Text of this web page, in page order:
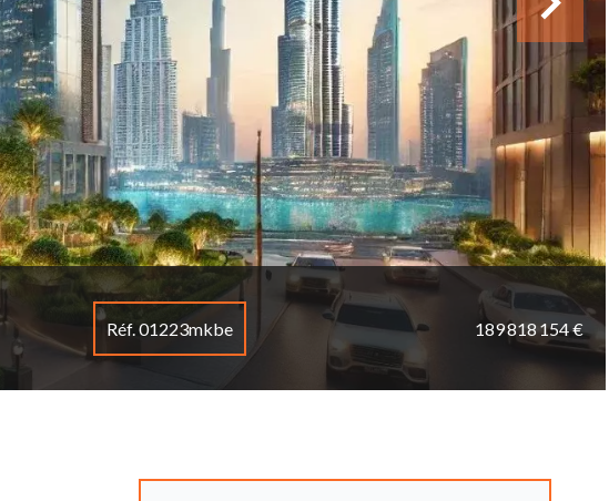
Réf. 01223mkbe 189 818 154 €